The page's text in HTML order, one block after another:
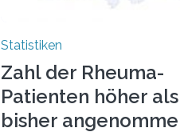
Statistiken
Zahl der Rheuma-
Patienten höher als
bisher